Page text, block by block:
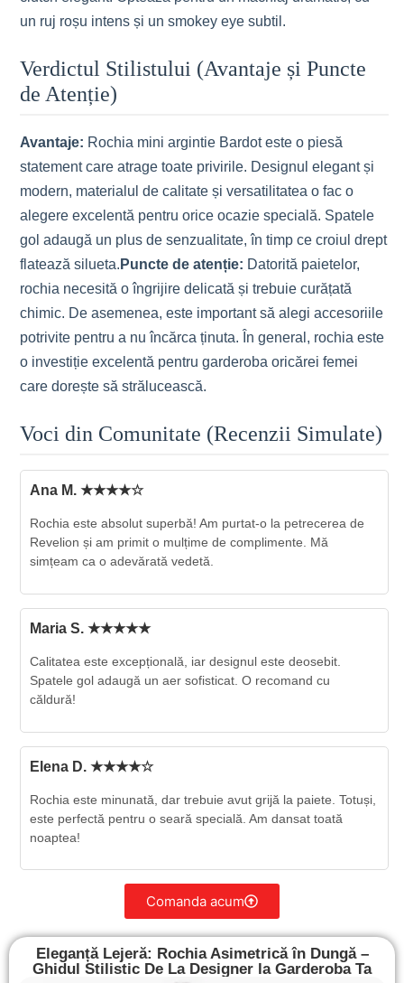
un ruj roșu intens și un smokey eye subtil.
Verdictul Stilistului (Avantaje și Puncte
de Atenție)
Avantaje: Rochia mini argintie Bardot este o piesă
statement care atrage toate privirile. Designul elegant și
modern, materialul de calitate și versatilitatea o fac o
alegere excelentă pentru orice ocazie specială. Spatele
gol adaugă un plus de senzualitate, în timp ce croiul drept
flatează silueta. Puncte de atenție: Datorită paietelor,
rochia necesită o îngrijire delicată și trebuie curățată
chimic. De asemenea, este important să alegi accesoriile
potrivite pentru a nu încărca ținuta. În general, rochia este
o investiție excelentă pentru garderoba oricărei femei
care dorește să strălucească.
Voci din Comunitate (Recenzii Simulate)
Ana M. ★★★★☆
Rochia este absolut superbă! Am purtat-o la petrecerea de
Revelion și am primit o mulțime de complimente. Mă
simțeam ca o adevărată vedetă.
Maria S. ★★★★★
Calitatea este excepțională, iar designul este deosebit.
Spatele gol adaugă un aer sofisticat. O recomand cu
căldură!
Elena D. ★★★★☆
Rochia este minunată, dar trebuie avut grijă la paiete. Totuși,
este perfectă pentru o seară specială. Am dansat toată
noaptea!
Comanda acum
Eleganță Lejeră: Rochia Asimetrică în Dungă –
Ghidul Stilistic De La Designer la Garderoba Ta